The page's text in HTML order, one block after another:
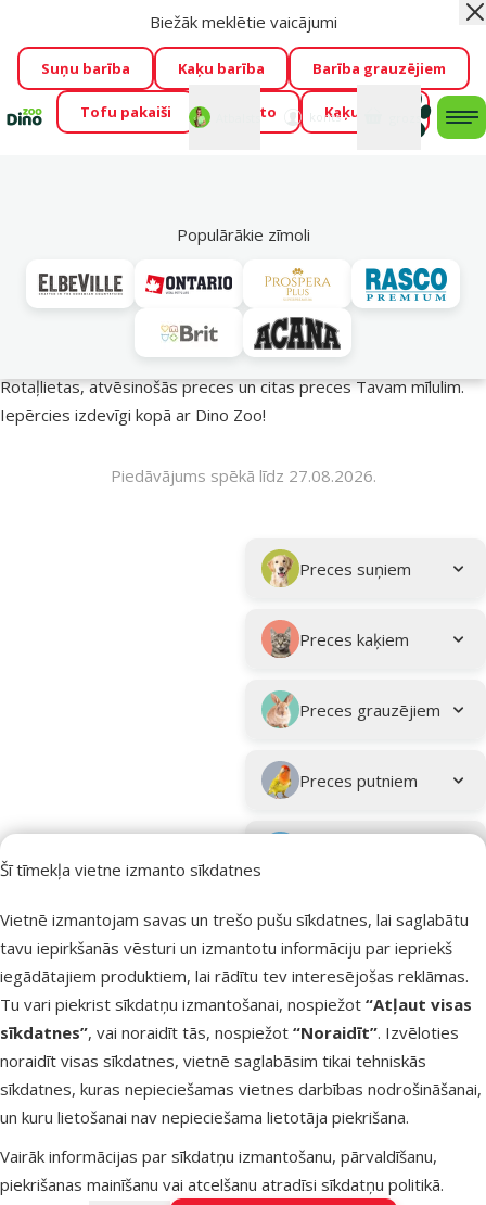
Visu mēnesi Dino Zoo piedāvā lieliskas cenas mīluļu TOP
barībām! 🍖→Skatīt piedāvājumu!
Fotokonkurss “GADA ŪSAIŅI”!
Varbūt tieši Tavs mīlulis
būs 2027. gada zvaigzne
→Piedalīties
Šī tīmekļa vietne izmanto sīkdatnes
Vietnē izmantojam savas un trešo pušu sīkdatnes, lai saglabātu
tavu iepirkšanās vēsturi un izmantotu informāciju par iepriekš
iegādātajiem produktiem, lai rādītu tev interesējošas reklāmas.
Tu vari piekrist sīkdatņu izmantošanai, nospiežot “Atļaut visas
sīkdatnes”, vai noraidīt tās, nospiežot “Noraidīt”. Izvēloties
noraidīt visas sīkdatnes, vietnē saglabāsim tikai tehniskās
sīkdatnes, kuras nepieciešamas vietnes darbības nodrošināšanai,
un kuru lietošanai nav nepieciešama lietotāja piekrišana.
Vairāk informācijas par sīkdatņu izmantošanu, pārvaldīšanu,
piekrišanas mainīšanu vai atcelšanu atradīsi sīkdatņu politikā.
Mans
konts
Biežāk meklētie vaicājumi
Suņu barība Kaķu barība Barība grauzējiem
Tofu pakaiši Foresto Kaķu mājas
Populārākie zīmoli
Vasara turpinās – atlaides katrai gaumei!
Rotaļlietas, atvēsinošās preces un citas preces Tavam mīlulim.
Iepērcies izdevīgi kopā ar Dino Zoo!
Piedāvājums spēkā līdz 27.08.2026.
Apakškategorija
Preces suņiem
Preces kaķiem
Preces grauzējiem
Preces putniem
Preces
eksotiskajiem
Filtrs
Kampaņa: Vasara
turpinās – atlaides katrai
gaumei!
Kārtot pēc
Produkti nav atrasti